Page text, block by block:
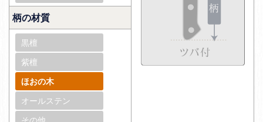
柄の材質
黒檀
紫檀
ほおの木
オールステン
その他